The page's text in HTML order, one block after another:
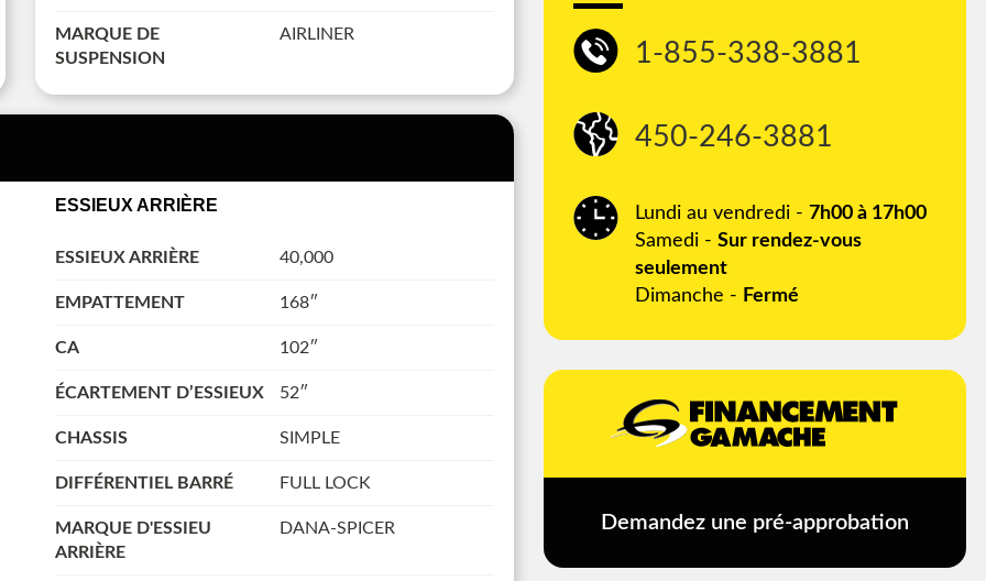
MARQUE DE
SUSPENSION
AIRLINER
ESSIEUX ARRIÈRE
ESSIEUX ARRIÈRE 40,000
EMPATTEMENT 168″
CA 102″
ÉCARTEMENT D’ESSIEUX 52″
CHASSIS SIMPLE
DIFFÉRENTIEL BARRÉ FULL LOCK
MARQUE D'ESSIEU
ARRIÈRE
DANA-SPICER
1-855-338-3881
450-246-3881
Lundi au vendredi - 7h00 à 17h00
Samedi - Sur rendez-vous
seulement
Dimanche - Fermé
Demandez une pré-approbation